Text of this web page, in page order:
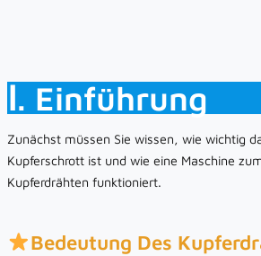
Ⅰ. Einführung
Zunächst müssen Sie wissen, wie wichtig
Kupferschrott ist und wie eine Maschine
Kupferdrähten funktioniert.
Bedeutung Des